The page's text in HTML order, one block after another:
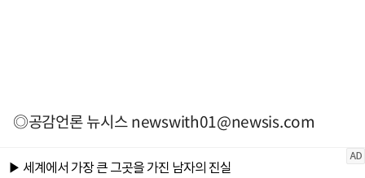
◎공감언론 뉴시스newswith01@newsis.com